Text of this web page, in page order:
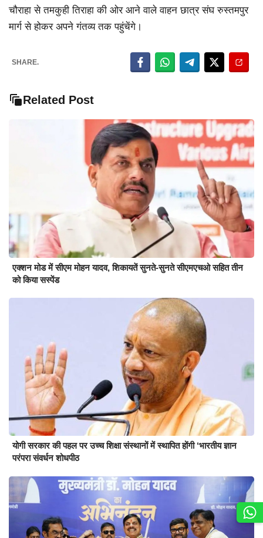
चौराहा से तमकुही तिराहा की ओर आने वाले वाहन छात्र संघ रुस्तमपुर
मार्ग से होकर अपने गंतव्य तक पहुंचेंगे।
SHARE.
Related Post
एक्शन मोड में सीएम मोहन यादव, शिकायतें सुनते-सुनते सीएमएचओ सहित तीन
को किया सस्पेंड
योगी सरकार की पहल पर उच्च शिक्षा संस्थानों में स्थापित होंगी ‘भारतीय ज्ञान
परंपरा संवर्धन शोधपीठ